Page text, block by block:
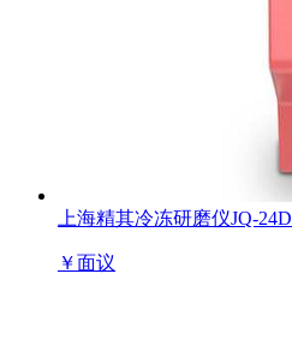
上海精其冷冻研磨仪JQ-24D
￥面议